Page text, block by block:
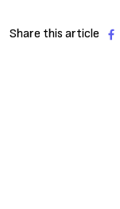
Share this article